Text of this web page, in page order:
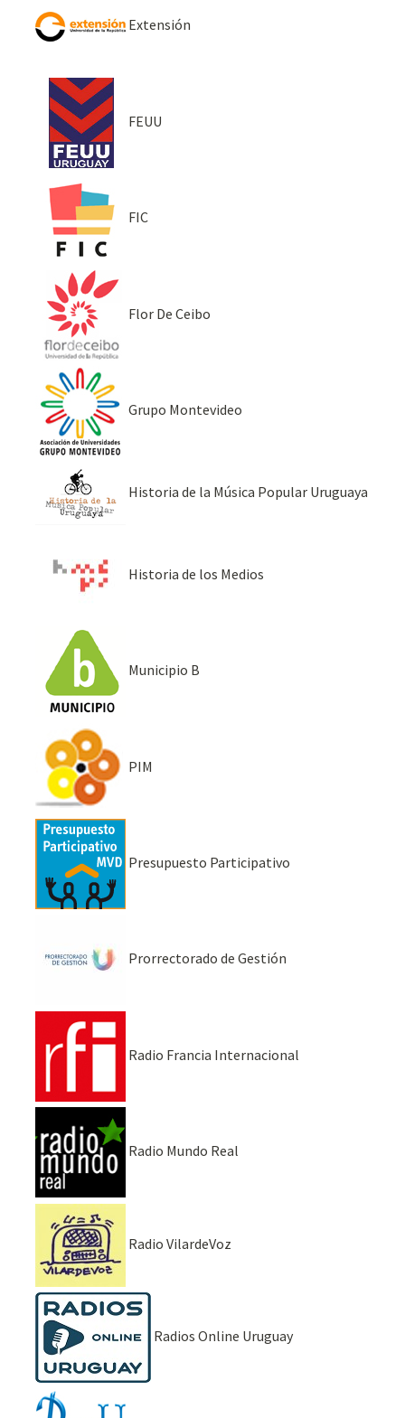
Extensión
FEUU
FIC
Flor De Ceibo
Grupo Montevideo
Historia de la Música Popular Uruguaya
Historia de los Medios
Municipio B
PIM
Presupuesto Participativo
Prorrectorado de Gestión
Radio Francia Internacional
Radio Mundo Real
Radio VilardeVoz
Radios Online Uruguay